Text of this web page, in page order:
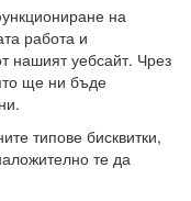
на
работа и
нашият уебсайт. Чрез
ще ни бъде
типове бисквитки,
те да